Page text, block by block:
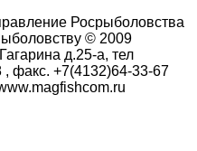
Росрыболовства
© 2009
д.25-а, тел
факс. +7(4132)64-33-67